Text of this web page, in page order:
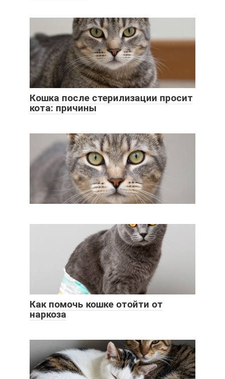
Кошка после стерилизации просит
кота: причины
Как помочь кошке отойти от
наркоза